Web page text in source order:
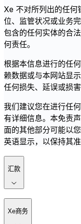
Xe 不对所列出的任何
位、监管状况或业务
包含的任何实体的合
何责任。
根据本信息进行的任
赖数据或与本网站显
任何损失、延误或损
我们建议您在进行任
有详细信息。本免责
面的其他部分可能以
英语显示，以保持其准
汇款
Xe商务